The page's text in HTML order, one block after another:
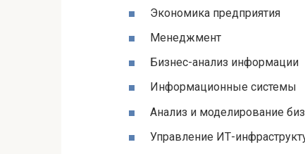
Экономика предприятия
Менеджмент
Бизнес-анализ информации
Информационные системы
Анализ и моделирование
Управление ИТ-